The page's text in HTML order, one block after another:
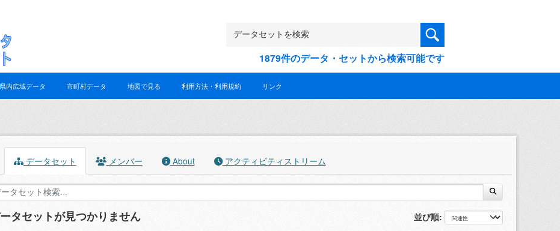
1879件のデータ・セットから検索可能です
県内広域データ 市町村データ 地図で見る 利用方法・利用規約 リンク
データセット メンバー About アクティビティストリーム
並び順
タセットが見つかりません